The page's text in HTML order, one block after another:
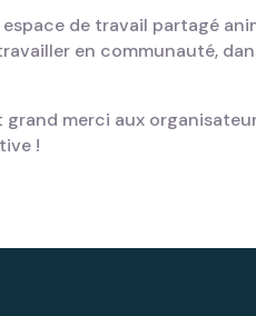
de travail partagé
en communauté,
grand merci aux
!